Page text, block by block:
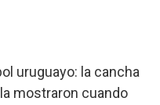
uruguayo: la cancha
mostraron cuando